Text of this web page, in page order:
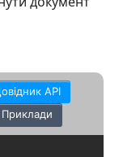
API
Приклади